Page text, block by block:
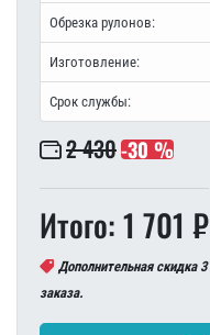
Обрезка рулонов:
Изготовление:
Срок службы:
2 430-30 %
Итого: 1 701 ₽
Дополнительная скидка 3
заказа.